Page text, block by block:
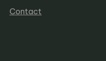
Contact